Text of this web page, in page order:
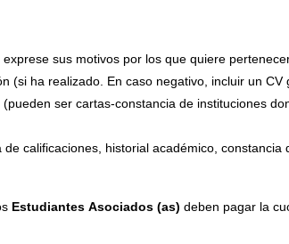
sus motivos por los que quiere
(si ha realizado. En caso negativo, incluir un CV
ser cartas-constancia de instituciones
calificaciones, historial académico,
Estudiantes Asociados (as) deben pagar la